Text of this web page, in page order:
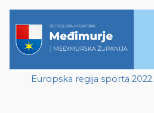
Europska regija sporta 2022.